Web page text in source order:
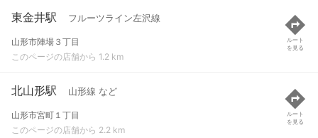
東金井駅 フルーツライン左沢線
山形市陣場３丁目
このページの店舗から 1.2 km
ルート
を見る
北山形駅 山形線 など
山形市宮町１丁目
このページの店舗から 2.2 km
ルート
を見る